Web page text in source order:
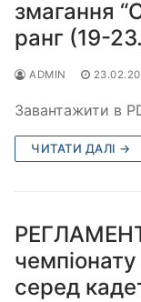
змагання
ранг (19-
ADMIN
Завантажити в
ЧИТАТИ ДАЛІ →
серед